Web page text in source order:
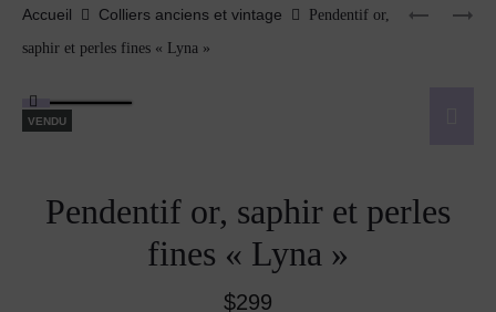
Accueil Colliers anciens et vintage
Pendentif or,
saphir et perles fines « Lyna »
VENDU
Pendentif or, saphir et perles
fines « Lyna »
$299